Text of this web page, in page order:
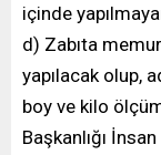
içinde
d) Zabıta
yapılacak olup,
boy ve kilo
Başkanlığı